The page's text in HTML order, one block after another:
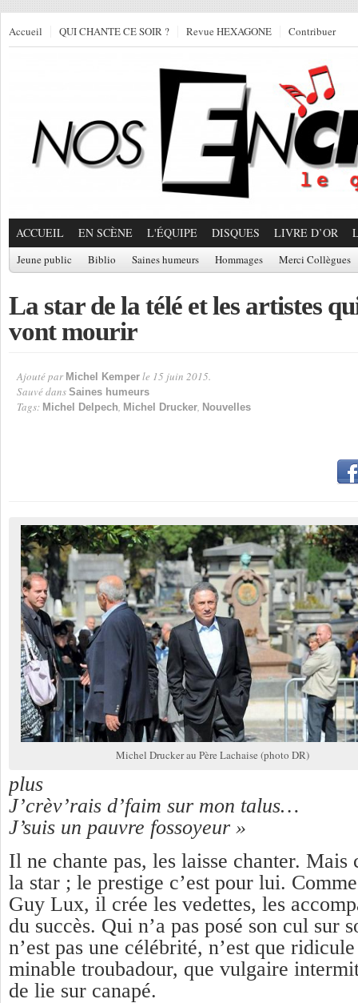
Accueil QUI CHANTE CE SOIR ? Revue HEXAGONE Contribuer
ACCUEIL EN SCÈNE L'ÉQUIPE DISQUES LIVRE D’OR
Jeune public Biblio Saines humeurs Hommages Merci Collègues
La star de la télé et les artistes
vont mourir
Ajouté par Michel Kemper le 15 juin 2015.
Sauvé dans Saines humeurs
Tags: Michel Delpech, Michel Drucker, Nouvelles
Michel Drucker au Père Lachaise (photo DR)
plus
J’crèv’rais d’faim sur mon talus…
J’suis un pauvre fossoyeur »
Il ne chante pas, les laisse chanter. Mais
la star ; le prestige c’est pour lui.
Guy Lux, il crée les vedettes, les
du succès. Qui n’a pas posé son cul sur
n’est pas une célébrité, n’est que
minable troubadour, que vulgaire
de lie sur canapé.